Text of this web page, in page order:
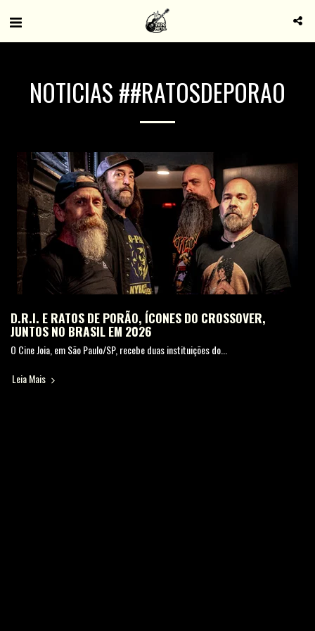
NOTICIAS ##RATOSDEPORAO
D.R.I. E RATOS DE PORÃO, ÍCONES DO CROSSOVER,
JUNTOS NO BRASIL EM 2026
O Cine Joia, em São Paulo/SP, recebe duas instituições do...
Leia Mais